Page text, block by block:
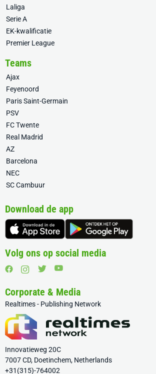
Laliga
Serie A
EK-kwalificatie
Premier League
Teams
Ajax
Feyenoord
Paris Saint-Germain
PSV
FC Twente
Real Madrid
AZ
Barcelona
NEC
SC Cambuur
Download de app
Volg ons op social media
Corporate & Media
Realtimes - Publishing Network
Innovatieweg 20C
7007 CD, Doetinchem, Netherlands
+31(315)-764002